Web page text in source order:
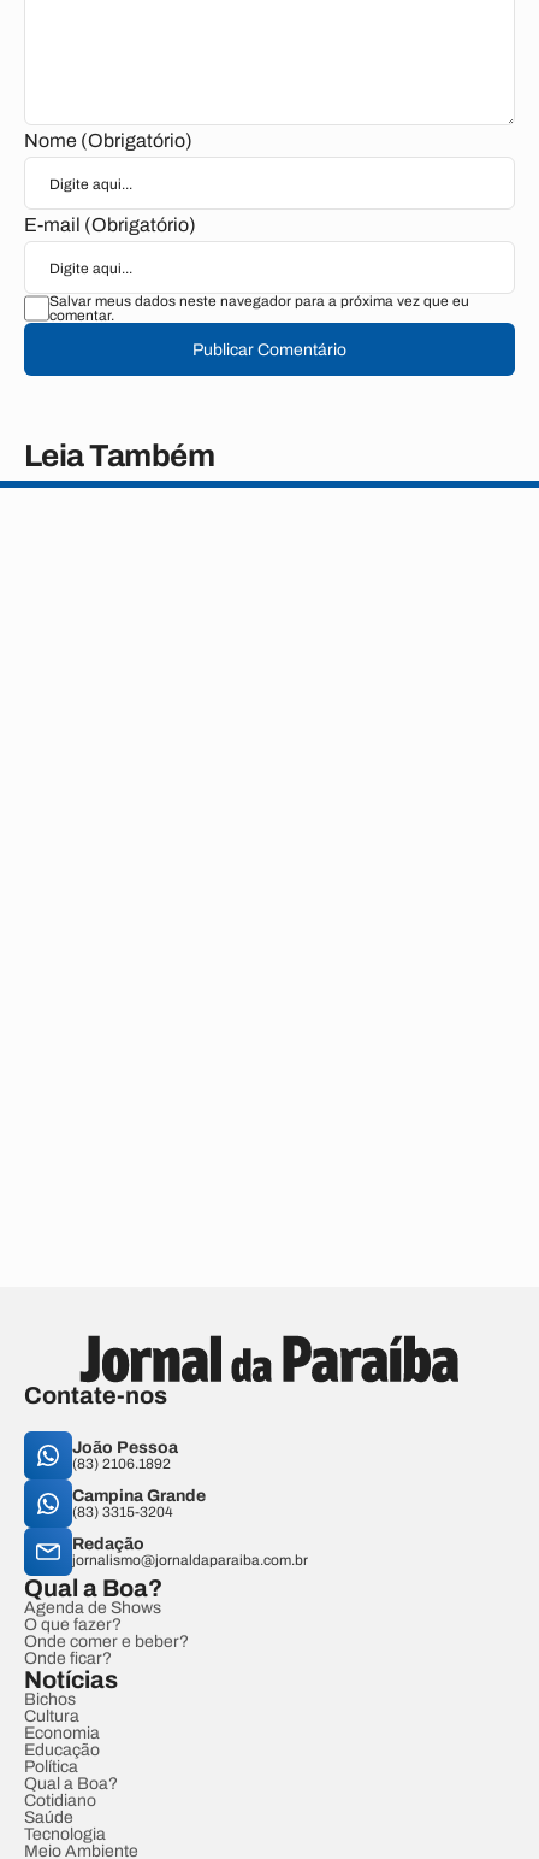
Nome (Obrigatório)
E-mail (Obrigatório)
Salvar meus dados neste navegador para a próxima vez que eu
comentar.
Publicar Comentário
Leia Também
Contate-nos
João Pessoa
(83) 2106.1892
Campina Grande
(83) 3315-3204
Redação
jornalismo@jornaldaparaiba.com.br
Qual a Boa?
Agenda de Shows
O que fazer?
Onde comer e beber?
Onde ficar?
Notícias
Bichos
Cultura
Economia
Educação
Política
Qual a Boa?
Cotidiano
Saúde
Tecnologia
Meio Ambiente